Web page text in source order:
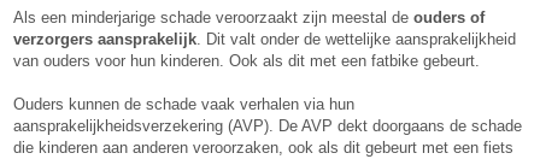
Als een minderjarige schade veroorzaakt zijn meestal deouders of
verzorgers aansprakelijk. Dit valt onder de wettelijke aansprakelijkheid
van ouders voor hun kinderen. Ook als dit met een fatbike gebeurt.
Ouders kunnen de schade vaak verhalen via hun
aansprakelijkheidsverzekering (AVP). De AVP dekt doorgaans de schade
die kinderen aan anderen veroorzaken, ook als dit gebeurt met een fiets